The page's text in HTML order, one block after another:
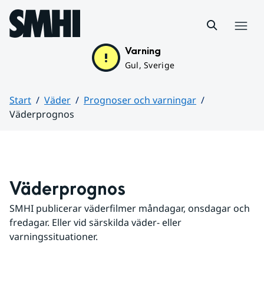
Hoppa till sidans innehåll
Varning
Gul, Sverige
Start Väder
Prognoser och varningar
Väderprognos
Väderprognos
SMHI publicerar väderfilmer måndagar, onsdagar och
fredagar. Eller vid särskilda väder- eller
varningssituationer.